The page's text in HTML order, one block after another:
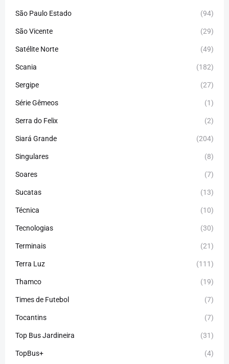
São Paulo Estado (94)
São Vicente (29)
Satélite Norte (49)
Scania (182)
Sergipe (27)
Série Gêmeos (1)
Serra do Felix (2)
Siará Grande (204)
Singulares (8)
Soares (7)
Sucatas (13)
Técnica (10)
Tecnologias (30)
Terminais (21)
Terra Luz (111)
Thamco (19)
Times de Futebol (7)
Tocantins (7)
Top Bus Jardineira (31)
TopBus+ (4)